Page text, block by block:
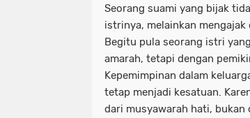
Seorang suami yang bijak
istrinya, melainkan
Begitu pula seorang istri
amarah, tetapi dengan
Kepemimpinan dalam
tetap menjadi kesatuan.
dari musyawarah hati, bukan